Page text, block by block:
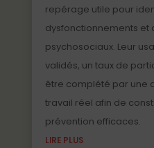
repérage utile pour
dysfonctionnements et
psychosociaux. Leur
validés, un taux de
être complété par une
travail réel afin de
prévention efficaces.
LIRE PLUS